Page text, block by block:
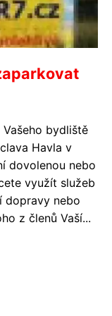
bydliště
Havla v
dovolenou nebo
využít služeb
dopravy nebo
z členů Vaší...